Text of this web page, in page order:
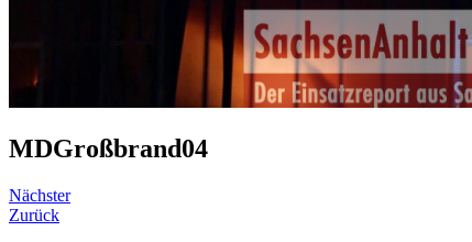
MDGroßbrand04
Nächster
Zurück